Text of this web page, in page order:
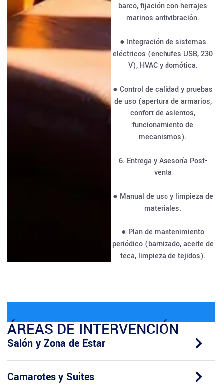
barco, fijación con herrajes
marinos antivibración.
● Integración de sistemas
eléctricos (enchufes USB, 230
V), HVAC y domótica.
● Control de calidad y pruebas
de uso (apertura de armarios,
confort de asientos,
funcionamiento de
mecanismos).
6. Entrega y Asesoría Post-
venta
● Manual de uso y limpieza de
materiales.
● Plan de mantenimiento
periódico (barnizado, aceite de
teca, limpieza de tejidos).
ÁREAS DE INTERVENCIÓN
Salón y Zona de Estar
Camarotes y Suites